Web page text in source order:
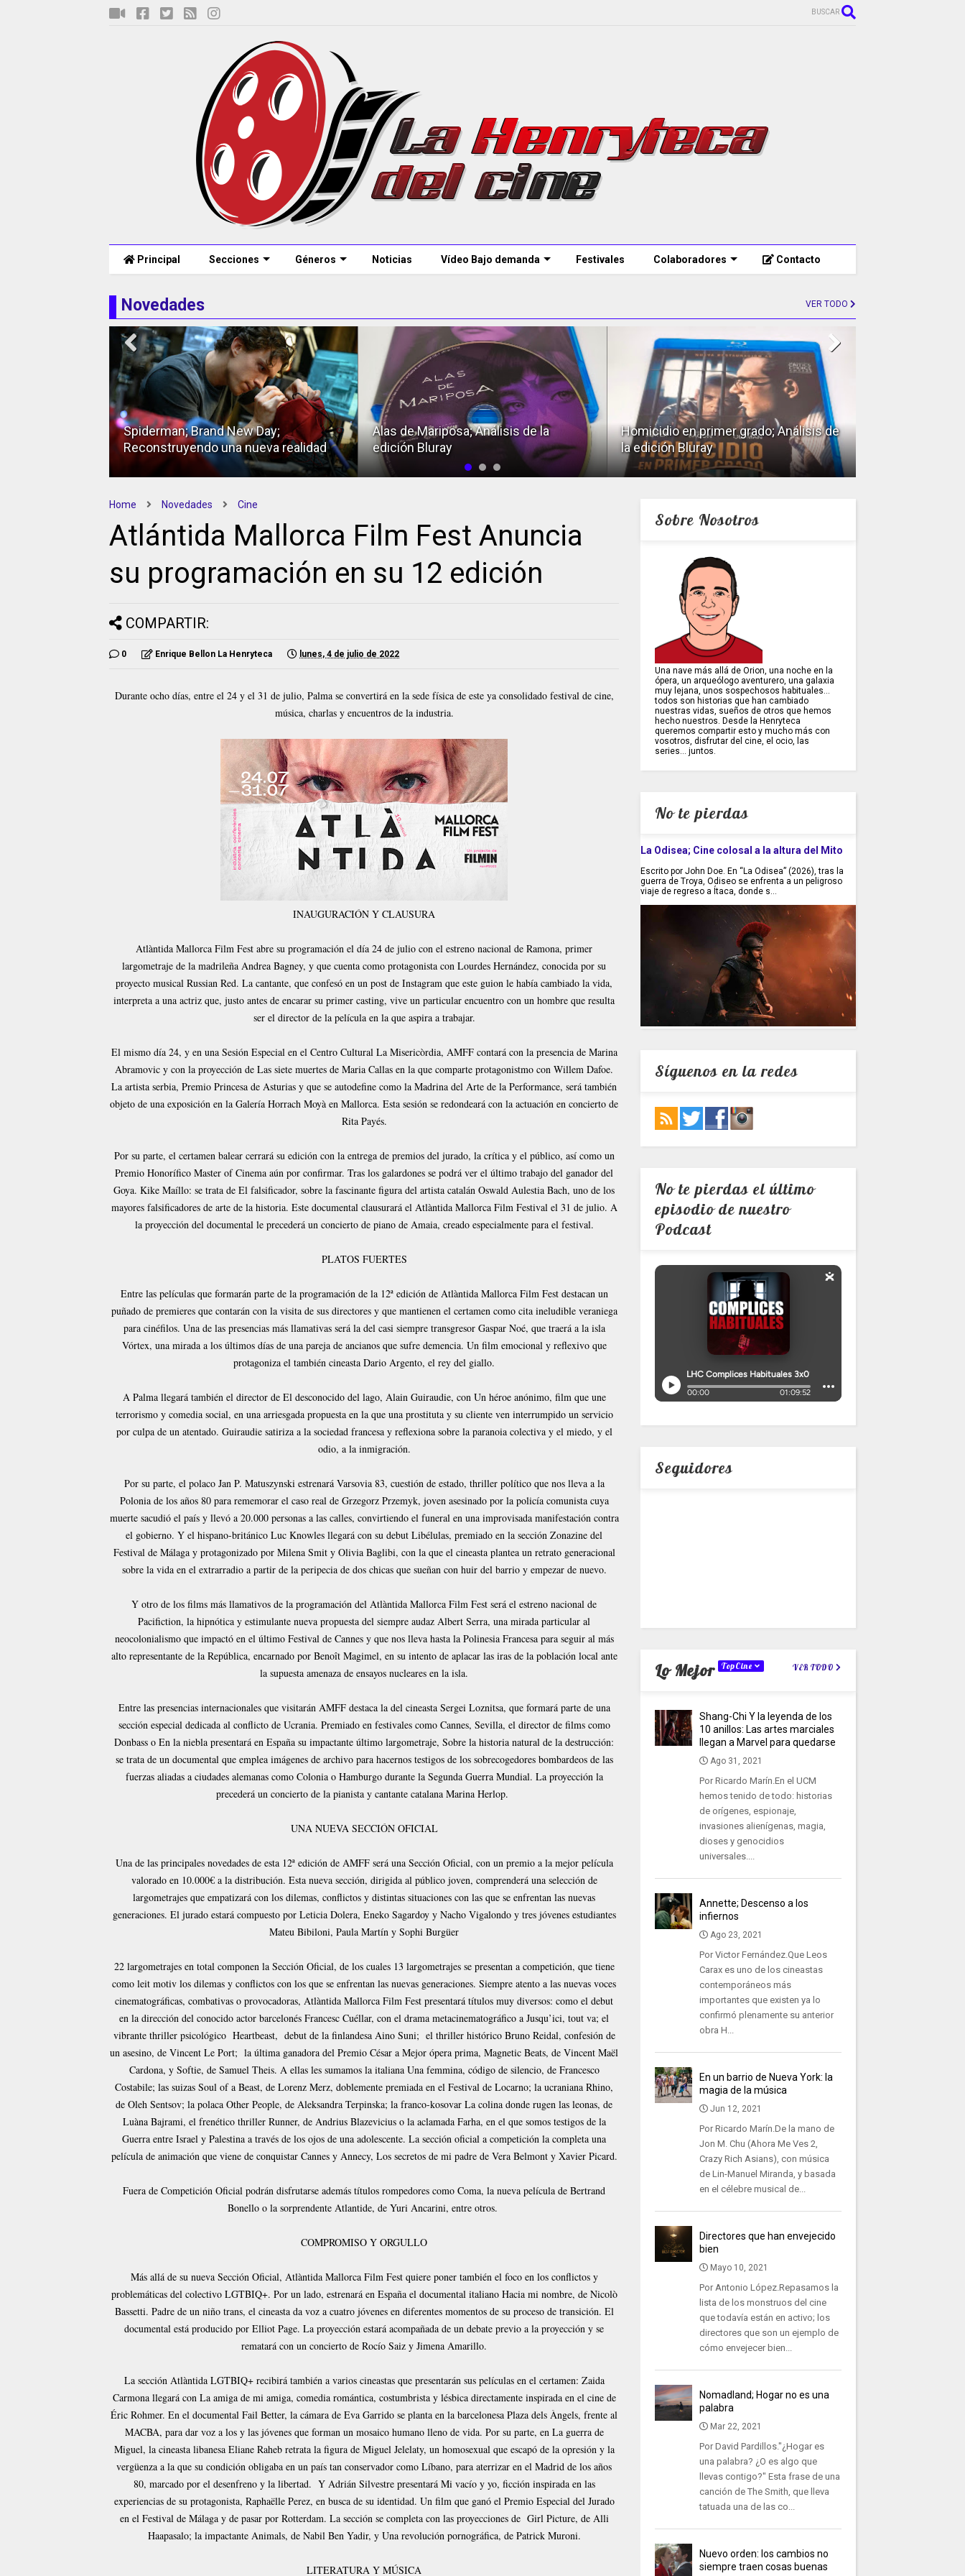
BUSCAR
Principal Secciones Géneros Noticias Vídeo Bajo demanda Festivales Colaboradores Contacto
Novedades VER TODO
Spiderman; Brand New Day;
Reconstruyendo una nueva realidad
Alas de Mariposa; Análisis de la
edición Bluray
Homicidio en primer grado; Análisis de
la edición Bluray
Home Novedades Cine
Atlántida Mallorca Film Fest Anuncia
su programación en su 12 edición
COMPARTIR:
0 Enrique Bellon La Henryteca lunes, 4 de julio de 2022
Durante ocho días, entre el 24 y el 31 de julio, Palma se convertirá en la sede física de este ya consolidado festival de cine,
música, charlas y encuentros de la industria.
INAUGURACIÓN Y CLAUSURA
Atlàntida Mallorca Film Fest abre su programación el día 24 de julio con el estreno nacional de Ramona, primer
largometraje de la madrileña Andrea Bagney, y que cuenta como protagonista con Lourdes Hernández, conocida por su
proyecto musical Russian Red. La cantante, que confesó en un post de Instagram que este guion le había cambiado la vida,
interpreta a una actriz que, justo antes de encarar su primer casting, vive un particular encuentro con un hombre que resulta
ser el director de la película en la que aspira a trabajar.
El mismo día 24, y en una Sesión Especial en el Centro Cultural La Misericòrdia, AMFF contará con la presencia de Marina
Abramovic y con la proyección de Las siete muertes de Maria Callas en la que comparte protagonistmo con Willem Dafoe.
La artista serbia, Premio Princesa de Asturias y que se autodefine como la Madrina del Arte de la Performance, será también
objeto de una exposición en la Galería Horrach Moyà en Mallorca. Esta sesión se redondeará con la actuación en concierto de
Rita Payés.
Por su parte, el certamen balear cerrará su edición con la entrega de premios del jurado, la crítica y el público, así como un
Premio Honorífico Master of Cinema aún por confirmar. Tras los galardones se podrá ver el último trabajo del ganador del
Goya. Kike Maíllo: se trata de El falsificador, sobre la fascinante figura del artista catalán Oswald Aulestia Bach, uno de los
mayores falsificadores de arte de la historia. Este documental clausurará el Atlàntida Mallorca Film Festival el 31 de julio. A
la proyección del documental le precederá un concierto de piano de Amaia, creado especialmente para el festival.
PLATOS FUERTES
Entre las películas que formarán parte de la programación de la 12ª edición de Atlàntida Mallorca Film Fest destacan un
puñado de premieres que contarán con la visita de sus directores y que mantienen el certamen como cita ineludible veraniega
para cinéfilos. Una de las presencias más llamativas será la del casi siempre transgresor Gaspar Noé, que traerá a la isla
Vórtex, una mirada a los últimos días de una pareja de ancianos que sufre demencia. Un film emocional y reflexivo que
protagoniza el también cineasta Dario Argento, el rey del giallo.
A Palma llegará también el director de El desconocido del lago, Alain Guiraudie, con Un héroe anónimo, film que une
terrorismo y comedia social, en una arriesgada propuesta en la que una prostituta y su cliente ven interrumpido un servicio
por culpa de un atentado. Guiraudie satiriza a la sociedad francesa y reflexiona sobre la paranoia colectiva y el miedo, y el
odio, a la inmigración.
Por su parte, el polaco Jan P. Matuszynski estrenará Varsovia 83, cuestión de estado, thriller político que nos lleva a la
Polonia de los años 80 para rememorar el caso real de Grzegorz Przemyk, joven asesinado por la policía comunista cuya
muerte sacudió el país y llevó a 20.000 personas a las calles, convirtiendo el funeral en una improvisada manifestación contra
el gobierno. Y el hispano-británico Luc Knowles llegará con su debut Libélulas, premiado en la sección Zonazine del
Festival de Málaga y protagonizado por Milena Smit y Olivia Baglibi, con la que el cineasta plantea un retrato generacional
sobre la vida en el extrarradio a partir de la peripecia de dos chicas que sueñan con huir del barrio y empezar de nuevo.
Y otro de los films más llamativos de la programación del Atlàntida Mallorca Film Fest será el estreno nacional de
Pacifiction, la hipnótica y estimulante nueva propuesta del siempre audaz Albert Serra, una mirada particular al
neocolonialismo que impactó en el último Festival de Cannes y que nos lleva hasta la Polinesia Francesa para seguir al más
alto representante de la República, encarnado por Benoît Magimel, en su intento de aplacar las iras de la población local ante
la supuesta amenaza de ensayos nucleares en la isla.
Entre las presencias internacionales que visitarán AMFF destaca la del cineasta Sergei Loznitsa, que formará parte de una
sección especial dedicada al conflicto de Ucrania. Premiado en festivales como Cannes, Sevilla, el director de films como
Donbass o En la niebla presentará en España su impactante último largometraje, Sobre la historia natural de la destrucción:
se trata de un documental que emplea imágenes de archivo para hacernos testigos de los sobrecogedores bombardeos de las
fuerzas aliadas a ciudades alemanas como Colonia o Hamburgo durante la Segunda Guerra Mundial. La proyección la
precederá un concierto de la pianista y cantante catalana Marina Herlop.
UNA NUEVA SECCIÓN OFICIAL
Una de las principales novedades de esta 12ª edición de AMFF será una Sección Oficial, con un premio a la mejor película
valorado en 10.000€ a la distribución. Esta nueva sección, dirigida al público joven, comprenderá una selección de
largometrajes que empatizará con los dilemas, conflictos y distintas situaciones con las que se enfrentan las nuevas
generaciones. El jurado estará compuesto por Leticia Dolera, Eneko Sagardoy y Nacho Vigalondo y tres jóvenes estudiantes
Mateu Bibiloni, Paula Martín y Sophi Burgüer
22 largometrajes en total componen la Sección Oficial, de los cuales 13 largometrajes se presentan a competición, que tiene
como leit motiv los dilemas y conflictos con los que se enfrentan las nuevas generaciones. Siempre atento a las nuevas voces
cinematográficas, combativas o provocadoras, Atlàntida Mallorca Film Fest presentará títulos muy diversos: como el debut
en la dirección del conocido actor barcelonés Francesc Cuéllar, con el drama metacinematográfico a Jusqu’ici, tout va; el
vibrante thriller psicológico Heartbeast, debut de la finlandesa Aino Suni; el thriller histórico Bruno Reidal, confesión de
un asesino, de Vincent Le Port; la última ganadora del Premio César a Mejor ópera prima, Magnetic Beats, de Vincent Maël
Cardona, y Softie, de Samuel Theis. A ellas les sumamos la italiana Una femmina, código de silencio, de Francesco
Costabile; las suizas Soul of a Beast, de Lorenz Merz, doblemente premiada en el Festival de Locarno; la ucraniana Rhino,
de Oleh Sentsov; la polaca Other People, de Aleksandra Terpinska; la franco-kosovar La colina donde rugen las leonas, de
Luàna Bajrami, el frenético thriller Runner, de Andrius Blazevicius o la aclamada Farha, en el que somos testigos de la
Guerra entre Israel y Palestina a través de los ojos de una adolescente. La sección oficial a competición la completa una
película de animación que viene de conquistar Cannes y Annecy, Los secretos de mi padre de Vera Belmont y Xavier Picard.
Fuera de Competición Oficial podrán disfrutarse además títulos rompedores como Coma, la nueva película de Bertrand
Bonello o la sorprendente Atlantide, de Yuri Ancarini, entre otros.
COMPROMISO Y ORGULLO
Más allá de su nueva Sección Oficial, Atlàntida Mallorca Film Fest quiere poner también el foco en los conflictos y
problemáticas del colectivo LGTBIQ+. Por un lado, estrenará en España el documental italiano Hacia mi nombre, de Nicolò
Bassetti. Padre de un niño trans, el cineasta da voz a cuatro jóvenes en diferentes momentos de su proceso de transición. El
documental está producido por Elliot Page. La proyección estará acompañada de un debate previo a la proyección y se
rematará con un concierto de Rocío Saiz y Jimena Amarillo.
La sección Atlàntida LGTBIQ+ recibirá también a varios cineastas que presentarán sus películas en el certamen: Zaida
Carmona llegará con La amiga de mi amiga, comedia romántica, costumbrista y lésbica directamente inspirada en el cine de
Éric Rohmer. En el documental Fail Better, la cámara de Eva Garrido se planta en la barcelonesa Plaza dels Àngels, frente al
MACBA, para dar voz a los y las jóvenes que forman un mosaico humano lleno de vida. Por su parte, en La guerra de
Miguel, la cineasta libanesa Eliane Raheb retrata la figura de Miguel Jelelaty, un homosexual que escapó de la opresión y la
vergüenza a la que su condición obligaba en un país tan conservador como Líbano, para aterrizar en el Madrid de los años
80, marcado por el desenfreno y la libertad. Y Adrián Silvestre presentará Mi vacío y yo, ficción inspirada en las
experiencias de su protagonista, Raphaëlle Perez, en busca de su identidad. Un film que ganó el Premio Especial del Jurado
en el Festival de Málaga y de pasar por Rotterdam. La sección se completa con las proyecciones de Girl Picture, de Alli
Haapasalo; la impactante Animals, de Nabil Ben Yadir, y Una revolución pornográfica, de Patrick Muroni.
LITERATURA Y MÚSICA
Sobre Nosotros
Una nave más allá de Orion, una noche en la
ópera, un arqueólogo aventurero, una galaxia
muy lejana, unos sospechosos habituales...
todos son historias que han cambiado
nuestras vidas, sueños de otros que hemos
hecho nuestros. Desde la Henryteca
queremos compartir esto y mucho más con
vosotros, disfrutar del cine, el ocio, las
series... juntos.
No te pierdas
La Odisea; Cine colosal a la altura del Mito
Escrito por John Doe. En “La Odisea” (2026), tras la
guerra de Troya, Odiseo se enfrenta a un peligroso
viaje de regreso a Ítaca, donde s...
Síguenos en la redes
No te pierdas el último
episodio de nuestro
Podcast
Seguidores
Lo Mejor TopCine VER TODO
Shang-Chi Y la leyenda de los
10 anillos: Las artes marciales
llegan a Marvel para quedarse
Ago 31, 2021
Por Ricardo Marín.En el UCM
hemos tenido de todo: historias
de orígenes, espionaje,
invasiones alienígenas, magia,
dioses y genocidios
universales....
Annette; Descenso a los
infiernos
Ago 23, 2021
Por Victor Fernández.Que Leos
Carax es uno de los cineastas
contemporáneos más
importantes que existen ya lo
confirmó plenamente su anterior
obra H...
En un barrio de Nueva York: la
magia de la música
Jun 12, 2021
Por Ricardo Marín.De la mano de
Jon M. Chu (Ahora Me Ves 2,
Crazy Rich Asians), con música
de Lin-Manuel Miranda, y basada
en el célebre musical de...
Directores que han envejecido
bien
Mayo 10, 2021
Por Antonio López.Repasamos la
lista de los monstruos del cine
que todavía están en activo; los
directores que son un ejemplo de
cómo envejecer bien...
Nomadland; Hogar no es una
palabra
Mar 22, 2021
Por David Pardillos."¿Hogar es
una palabra? ¿O es algo que
llevas contigo?" Esta frase de una
canción de The Smith, que lleva
tatuada una de las co...
Nuevo orden: los cambios no
siempre traen cosas buenas